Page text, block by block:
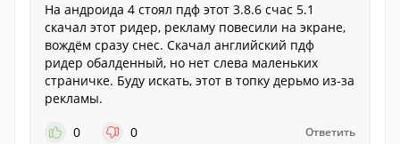
На андроида 4 стоял пдф этот 3.8.6 счас 5.1
скачал этот ридер, рекламу повесили на экране,
вождём сразу снес. Скачал английский пдф
ридер обалденный, но нет слева маленьких
страничке. Буду искать, этот в топку дерьмо из-за
рекламы.
0
0 Ответить